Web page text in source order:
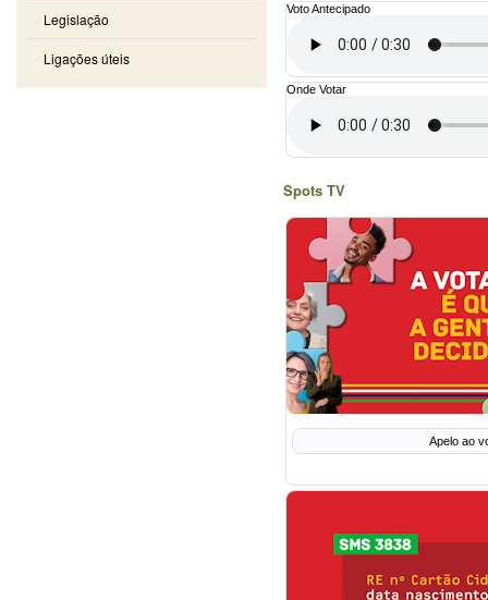
Voto Antecipado
Onde Votar
Spots TV
Apelo ao
Legislação
Ligações úteis